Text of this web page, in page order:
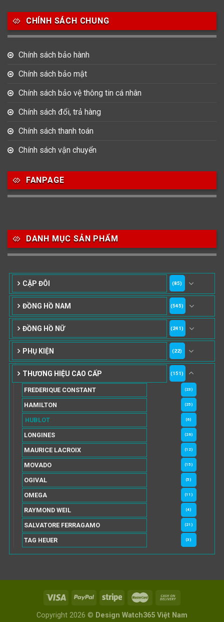
CHÍNH SÁCH CHUNG
Chính sách bảo hành
Chính sách bảo mật
Chính sách bảo vệ thông tin cá nhân
Chính sách đổi, trả hàng
Chính sách thanh toán
Chính sách vận chuyển
FANPAGE
DANH MỤC SẢN PHẨM
CẶP ĐÔI (85)
ĐỒNG HỒ NAM (545)
ĐỒNG HỒ NỮ (241)
PHỤ KIỆN (22)
THƯƠNG HIỆU CAO CẤP (151)
FREDERIQUE CONSTANT (23)
HAMILTON (25)
HUBLOT (6)
LONGINES (26)
MAURICE LACROIX (12)
MOVADO (15)
OGIVAL (5)
OMEGA (11)
RAYMOND WEIL (4)
SALVATORE FERRAGAMO (21)
TAG HEUER (3)
Copyright 2026 © Design Watch365 Việt Nam